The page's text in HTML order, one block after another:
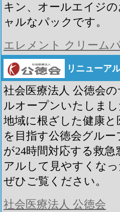
キン、オールエイジ
ャルなパックです。
エレメント クリーム
リニューア
社会医療法人 公徳会
ルオープンいたしま
地域に根ざした健康
を目指す公徳会グル
が24時間対応する救
アルして見やすくな
ぜひご覧ください。
社会医療法人 公徳会